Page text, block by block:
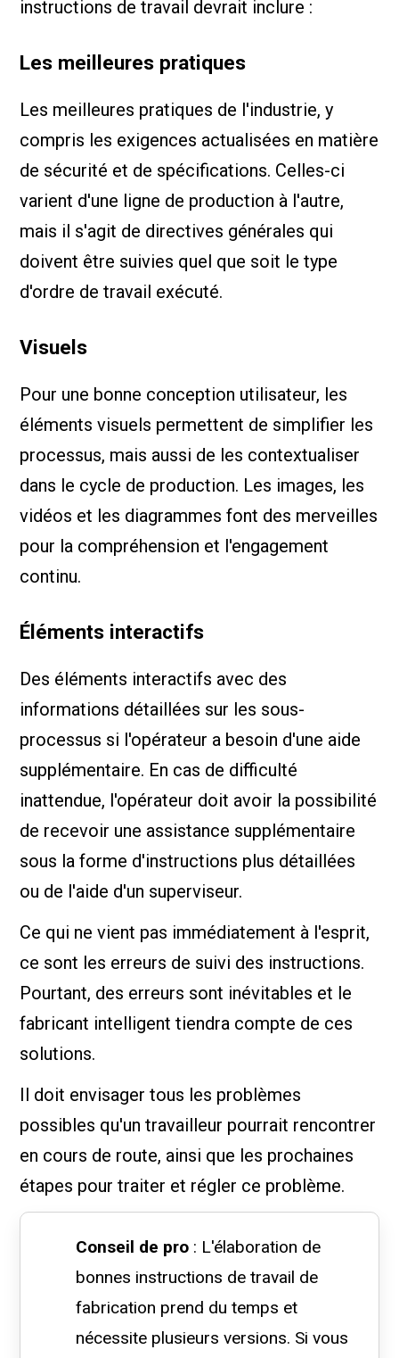
instructions de travail devrait inclure :
Les meilleures pratiques
Les meilleures pratiques de l'industrie, y
compris les exigences actualisées en matière
de sécurité et de spécifications. Celles-ci
varient d'une ligne de production à l'autre,
mais il s'agit de directives générales qui
doivent être suivies quel que soit le type
d'ordre de travail exécuté.
Visuels
Pour une bonne conception utilisateur, les
éléments visuels permettent de simplifier les
processus, mais aussi de les contextualiser
dans le cycle de production. Les images, les
vidéos et les diagrammes font des merveilles
pour la compréhension et l'engagement
continu.
Éléments interactifs
Des éléments interactifs avec des
informations détaillées sur les sous-
processus si l'opérateur a besoin d'une aide
supplémentaire. En cas de difficulté
inattendue, l'opérateur doit avoir la possibilité
de recevoir une assistance supplémentaire
sous la forme d'instructions plus détaillées
ou de l'aide d'un superviseur.
Ce qui ne vient pas immédiatement à l'esprit,
ce sont les erreurs de suivi des instructions.
Pourtant, des erreurs sont inévitables et le
fabricant intelligent tiendra compte de ces
solutions.
Il doit envisager tous les problèmes
possibles qu'un travailleur pourrait rencontrer
en cours de route, ainsi que les prochaines
étapes pour traiter et régler ce problème.
Conseil de pro: L'élaboration de
bonnes instructions de travail de
fabrication prend du temps et
nécessite plusieurs versions. Si vous